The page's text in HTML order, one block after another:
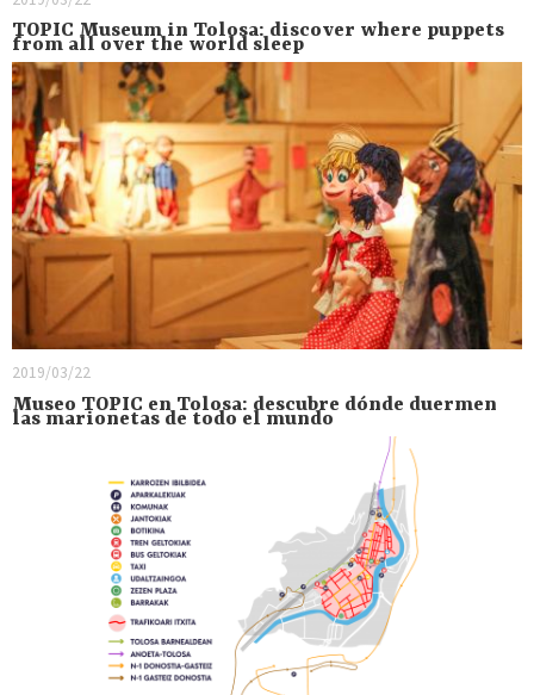
TOPIC Museum in Tolosa: discover where puppets
from all over the world sleep
2019/03/22
Museo TOPIC en Tolosa: descubre dónde duermen
las marionetas de todo el mundo